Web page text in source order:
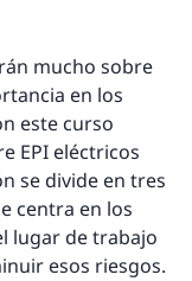
mucho sobre
en los
este curso
EPI eléctricos
se divide en tres
centra en los
lugar de trabajo
esos riesgos.